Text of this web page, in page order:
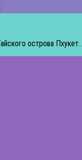
острова Пхукет...